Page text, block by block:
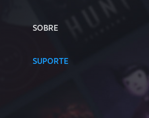
SOBRE
SUPORTE